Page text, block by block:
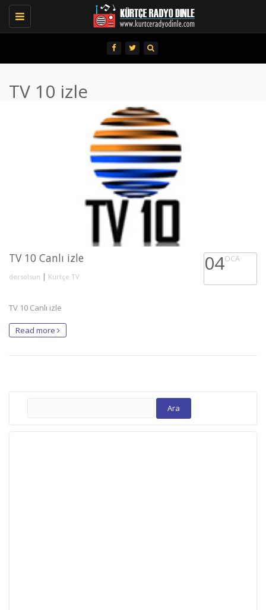
Toggle
navigation
TV 10 izle
TV 10 Canlı izle
dersolsun | Kürtçe TV
04OCA
TV 10 Canlı izle
Read more
Arama: